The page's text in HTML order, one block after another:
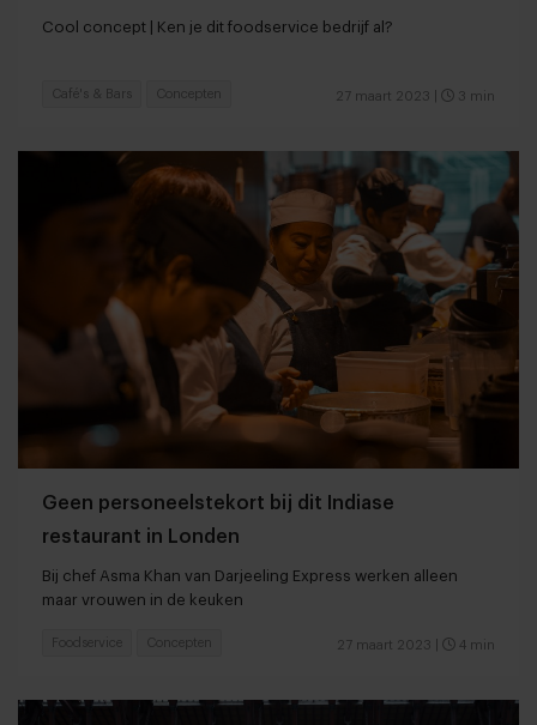
Cool concept | Ken je dit foodservice bedrijf al?
27 maart 2023 3 min
Café's & Bars Concepten
Geen personeelstekort bij dit Indiase
restaurant in Londen
Bij chef Asma Khan van Darjeeling Express werken alleen
maar vrouwen in de keuken
27 maart 2023 4 min
Foodservice Concepten